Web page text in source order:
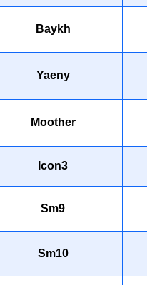
Baykh
Yaeny
Moother
Icon3
Sm9
Sm10